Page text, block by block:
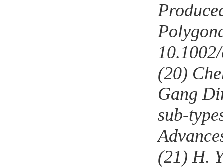
(20)
Gang
sub-
(21)H.